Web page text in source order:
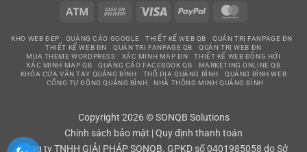
Atm
Cash
Delivery
Visa PayPal
KHO WEB ĐẸP QUẢNG CÁO GOOGLE THIẾT KẾ WEB QB
QUẢN TRỊ FANPAGE ĐN
THIẾT KẾ WEB ĐN
QUẢN TRỊ FANPAGE QB
QUẢN TRỊ WEB ĐN
MUA THEME WORDPRESS
XÁC MINH MAP ĐN
THIẾT KẾ WEB ĐỒNG HỚI
XÁC MINH MAP QB
QUẢNG CÁO FACEBOOK QB
MARKETING ONLINE QB
KHÓA CỬA VÂN TAY QUẢNG BÌNH
THỔ ĐỊA QUẢNG BÌNH
QUẢNG BÌNH WEB
CỔNG TỰ ĐỘNG QUẢNG BÌNH
NHÀ THÔNG MINH QUẢNG BÌNH
Copyright 2026 © SONQB Solutions
Chính sách bảo mật |Quy định thanh toán
Công ty TNHH GIẢI PHÁP SONQB. GPKD số 0401985058 do Sở